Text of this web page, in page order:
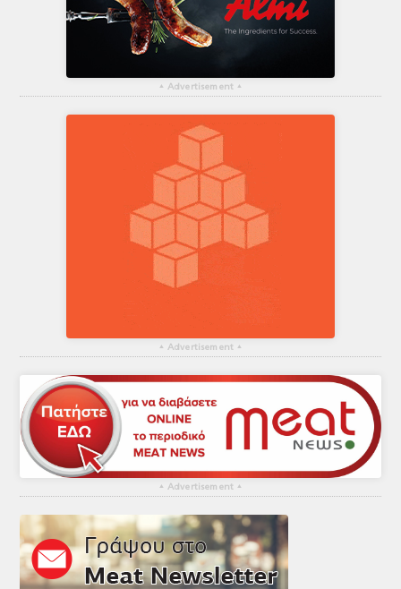
▴ Advertisement ▴
▴ Advertisement ▴
▴ Advertisement ▴